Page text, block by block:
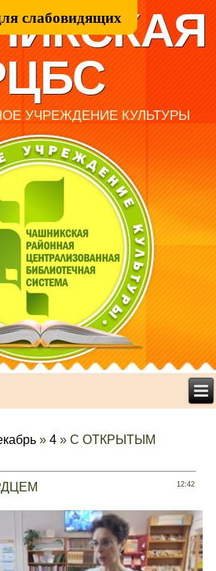
слабовидящих
УЧРЕЖДЕНИЕ КУЛЬТУРЫ
» 4 » С ОТКРЫТЫМ
12:42